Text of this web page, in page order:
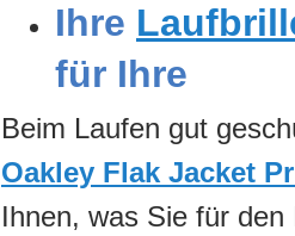
Ihre
für Ihre
Beim Laufen gut
Oakley Flak Jacket
Ihnen, was Sie für